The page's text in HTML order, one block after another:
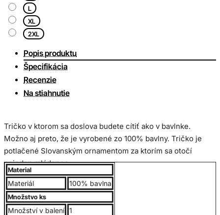
L
XL
2XL
Popis produktu
Špecifikácia
Recenzie
Na stiahnutie
Tričko v ktorom sa doslova budete cítiť ako v bavlnke.
Možno aj preto, že je vyrobené zo 100% bavlny. Tričko je
potlačené Slovanským ornamentom za ktorím sa otočí
nejeden mládenec.
Dámske tričko, 100% bavlna, jemne česaná, krátke rukávy, V
golier Gramáž 150g/m2.
Material
Materiál 100% bavlna
Množstvo ks
Množství v balení 1